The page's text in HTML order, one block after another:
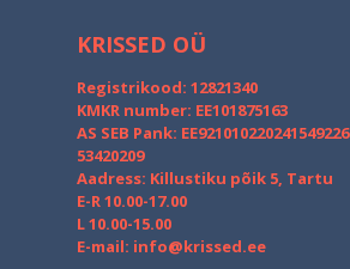
KRISSED OÜ
Registrikood: 12821340
KMKR number: EE101875163
AS SEB Pank: EE921010220241549226
53420209
Aadress: Killustiku põik 5, Tartu
E-R 10.00-17.00
L 10.00-15.00
E-mail: info@krissed.ee